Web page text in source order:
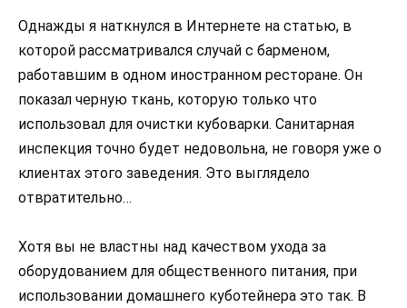
Однажды я наткнулся в Интернете на статью, в
которой рассматривался случай с барменом,
работавшим в одном иностранном ресторане. Он
показал черную ткань, которую только что
использовал для очистки кубоварки. Санитарная
инспекция точно будет недовольна, не говоря уже о
клиентах этого заведения. Это выглядело
отвратительно…
Хотя вы не властны над качеством ухода за
оборудованием для общественного питания, при
использовании домашнего куботейнера это так. В